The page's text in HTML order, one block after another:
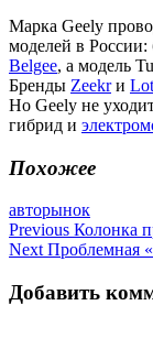
Марка Geely
моделей в
Belgee, а модель
Бренды Zeekrи
Но Geely не
гибрид и
Похожее
авторынок
Навигация
по
записям
Previous Колонка
Next Проблемная
Добавить